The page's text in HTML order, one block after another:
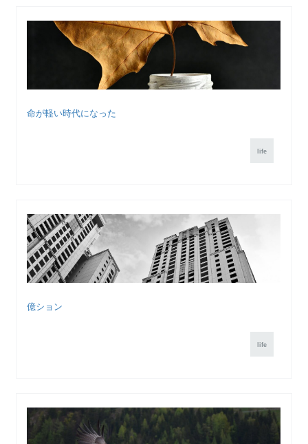
命が軽い時代になった
life
億ション
life